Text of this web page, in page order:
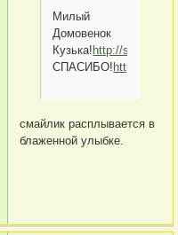
Милый
Домовенок
Кузька! http://
СПАСИБО! http://
смайлик расплывается в
блаженной улыбке.